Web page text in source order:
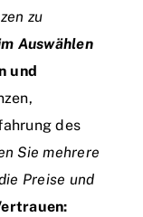
zu
Auswählen
und
des
Sie mehrere
Preise und